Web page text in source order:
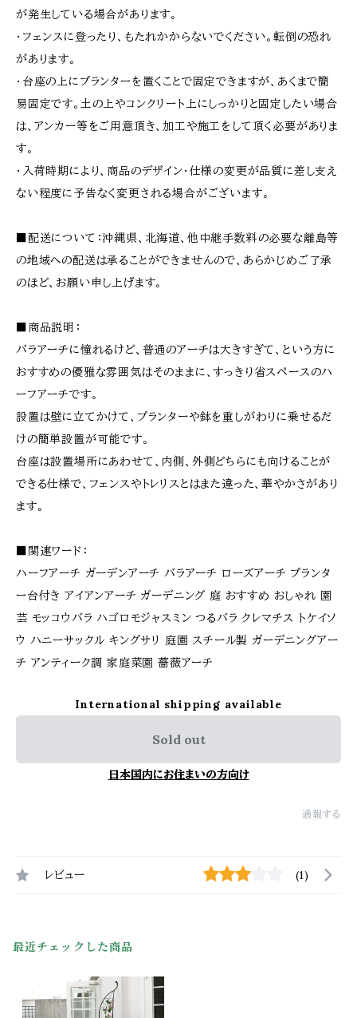
が発生している場合があります。
・フェンスに登ったり、もたれかからないでください。転倒の恐れ
があります。
・台座の上にプランターを置くことで固定できますが、あくまで簡
易固定です。土の上やコンクリート上にしっかりと固定したい場合
は、アンカー等をご用意頂き、加工や施工をして頂く必要がありま
す。
・入荷時期により、商品のデザイン・仕様の変更が品質に差し支え
ない程度に予告なく変更される場合がございます。
■配送について：沖縄県、北海道、他中継手数料の必要な離島等
の地域への配送は承ることができませんので、あらかじめご了承
のほど、お願い申し上げます。
■商品説明：
バラアーチに憧れるけど、普通のアーチは大きすぎて、という方に
おすすめの優雅な雰囲気はそのままに、すっきり省スペースのハ
ーフアーチです。
設置は壁に立てかけて、プランターや鉢を重しがわりに乗せるだ
けの簡単設置が可能です。
台座は設置場所にあわせて、内側、外側どちらにも向けることが
できる仕様で、フェンスやトレリスとはまた違った、華やかさがあり
ます。
■関連ワード：
ハーフアーチ ガーデンアーチ バラアーチ ローズアーチ プランタ
ー台付き アイアンアーチ ガーデニング 庭 おすすめ おしゃれ 園
芸 モッコウバラ ハゴロモジャスミン つるバラ クレマチス トケイソ
ウ ハニーサックル キングサリ 庭園 スチール製 ガーデニングアー
チ アンティーク調 家庭菜園 薔薇アーチ
International shipping available
Sold out
日本国内にお住まいの方向け
通報する
レビュー (1)
最近チェックした商品